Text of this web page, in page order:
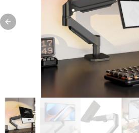
Previous slide